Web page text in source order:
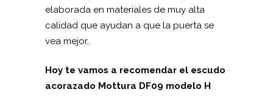
elaborada en materiales de muy alta
calidad que ayudan a que la puerta se
vea mejor.
Hoy te vamos a recomendar el escudo
acorazado Mottura DF09 modelo H